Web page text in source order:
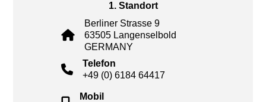
1. Standort
Berliner Strasse 9
63505 Langenselbold
GERMANY
Telefon
+49 (0) 6184 64417
Mobil